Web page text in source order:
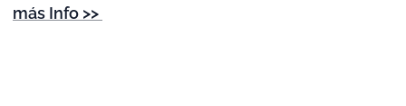
más Info >>